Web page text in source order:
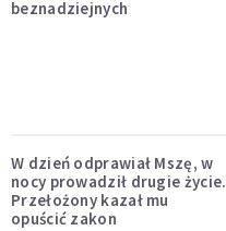
beznadziejnych
W dzień odprawiał Mszę, w
nocy prowadził drugie życie.
Przełożony kazał mu
opuścić zakon